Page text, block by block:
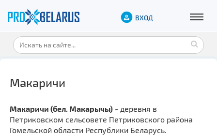
ВХОД
Макаричи
Макаричи (бел. Макарычы) - деревня в
Петриковском сельсовете Петриковского района
Гомельской области Республики Беларусь.